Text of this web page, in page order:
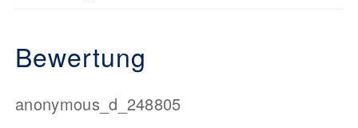
Bewertung
anonymous_d_248805